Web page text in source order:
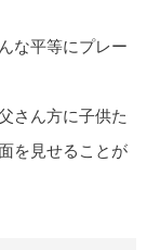
な平等にプレー
さん方に子供た
を見せることが